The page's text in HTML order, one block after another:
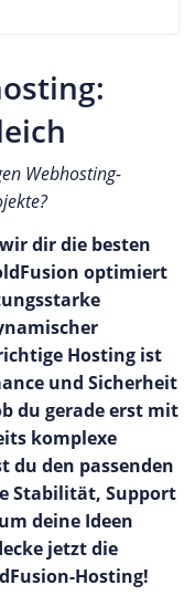
Webhosting-
dir die besten
optimiert
Hosting ist
und Sicherheit
du gerade erst mit
komplexe
du den passenden
Stabilität, Support
deine Ideen
jetzt die
Hosting!